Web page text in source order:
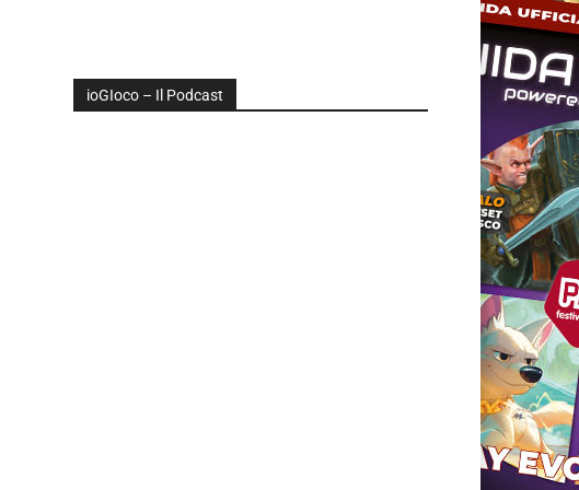
ioGIoco – Il Podcast